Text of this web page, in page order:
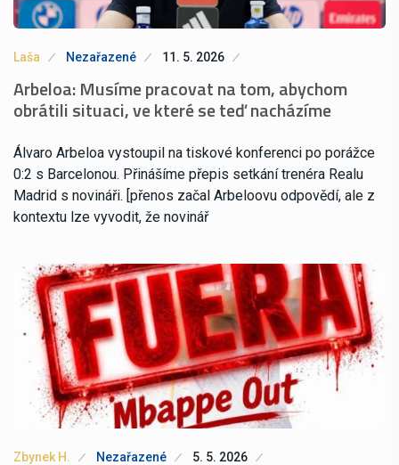
Laša Nezařazené 11. 5. 2026
Arbeloa: Musíme pracovat na tom, abychom
obrátili situaci, ve které se teď nacházíme
Álvaro Arbeloa vystoupil na tiskové konferenci po porážce
0:2 s Barcelonou. Přinášíme přepis setkání trenéra Realu
Madrid s novináři. [přenos začal Arbeloovu odpovědí, ale z
kontextu lze vyvodit, že novinář
Zbynek H. Nezařazené 5. 5. 2026